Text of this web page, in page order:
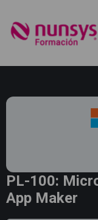
PL-100:
App Maker